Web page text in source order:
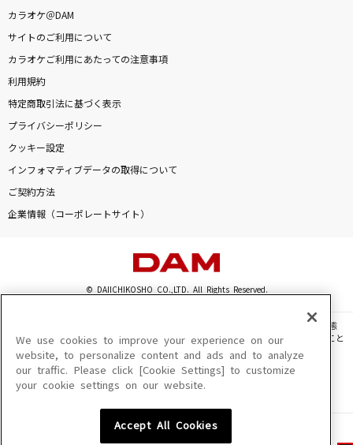
カラオケ＠DAM
サイトのご利用について
カラオケご利用にあたっての注意事項
利用規約
特定商取引法に基づく表示
プライバシーポリシー
クッキー設定
インフォマティブデータの取得について
ご契約方法
企業情報（コーポレートサイト）
© DAIICHIKOSHO CO.,LTD. All Rights Reserved.
このサイトに掲載されている一切の文章・画像・写真・動画・音声等を、手段や形態
を問わず、著作権法の定める範囲を超えて無断で複製、転載、ファイル化などすること
を禁じます。
楽曲及びコンテンツは、機種によりご利用いただけない場合があります。
楽曲及びコンテンツの配信日、配信内容が変更になる場合があります。
We use cookies to improve your experience on our
website, to personalize content and ads and to analyze
our traffic. Please click [Cookie Settings] to customize
your cookie settings on our website.
Accept All Cookies